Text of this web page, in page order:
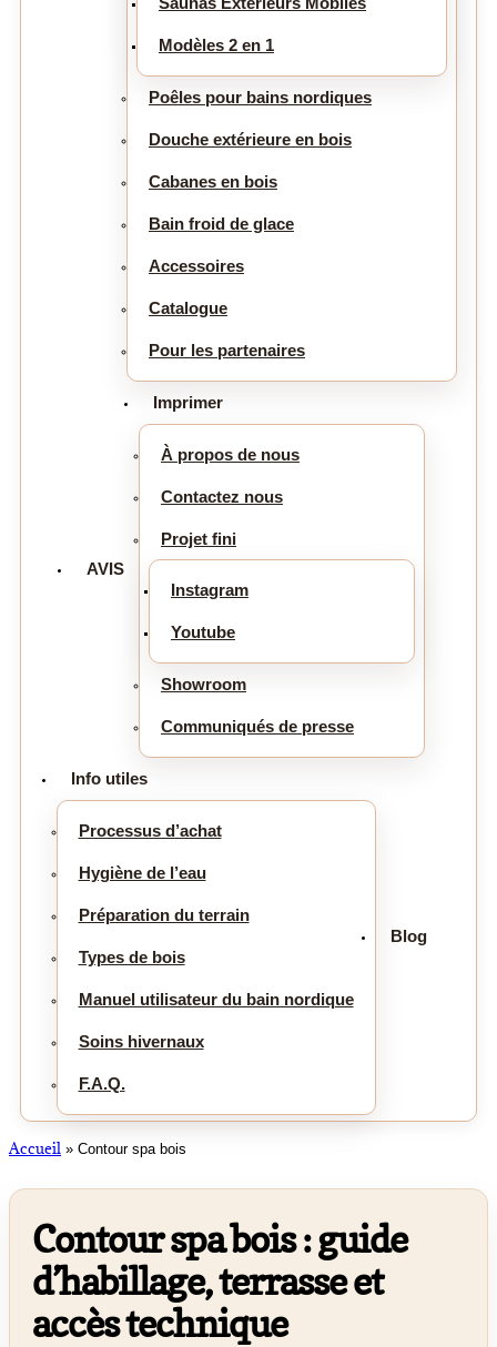
Modèles 2 en 1
Poêles pour bains nordiques
Douche extérieure en bois
Cabanes en bois
Bain froid de glace
Accessoires
Catalogue
Pour les partenaires
AVIS
Imprimer
À propos de nous
Contactez nous
Projet fini
Instagram
Youtube
Showroom
Communiqués de presse
Info utiles
Processus d’achat
Hygiène de l’eau
Préparation du terrain
Types de bois
Manuel utilisateur du bain nordique
Soins hivernaux
F.A.Q.
Blog
Accueil » Contour spa bois
Contour spa bois : guide
d’habillage, terrasse et
accès technique